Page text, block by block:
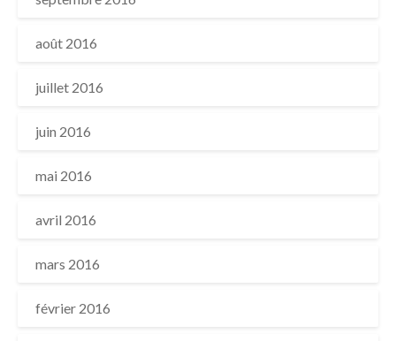
août 2016
juillet 2016
juin 2016
mai 2016
avril 2016
mars 2016
février 2016